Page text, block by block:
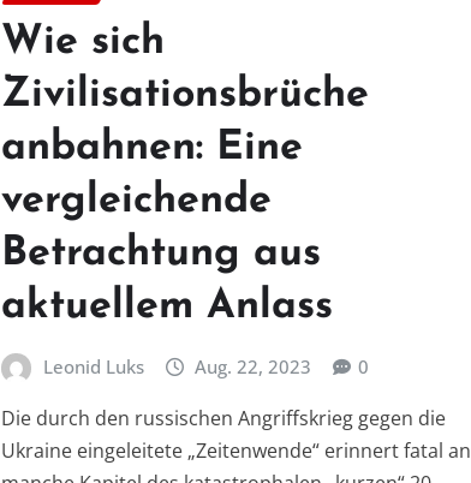
Wie sich
Zivilisationsbrüche
anbahnen: Eine
vergleichende
Betrachtung aus
aktuellem Anlass
Leonid Luks Aug. 22, 2023 0
Die durch den russischen Angriffskrieg gegen die
Ukraine eingeleitete „Zeitenwende“ erinnert fatal an